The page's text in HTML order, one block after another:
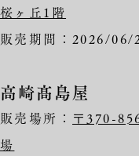
桜ヶ丘1階
販売期間：2026/
高崎髙島屋
販売場所： 〒370-
場